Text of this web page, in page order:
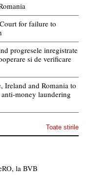
for failure to
progresele inregistrate
si de verificare
Ireland and Romania to
money laundering
Toate stirile
la BVB